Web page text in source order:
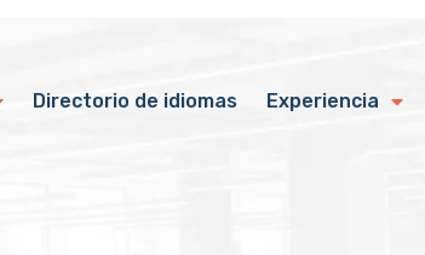
Directorio de idiomas Experiencia